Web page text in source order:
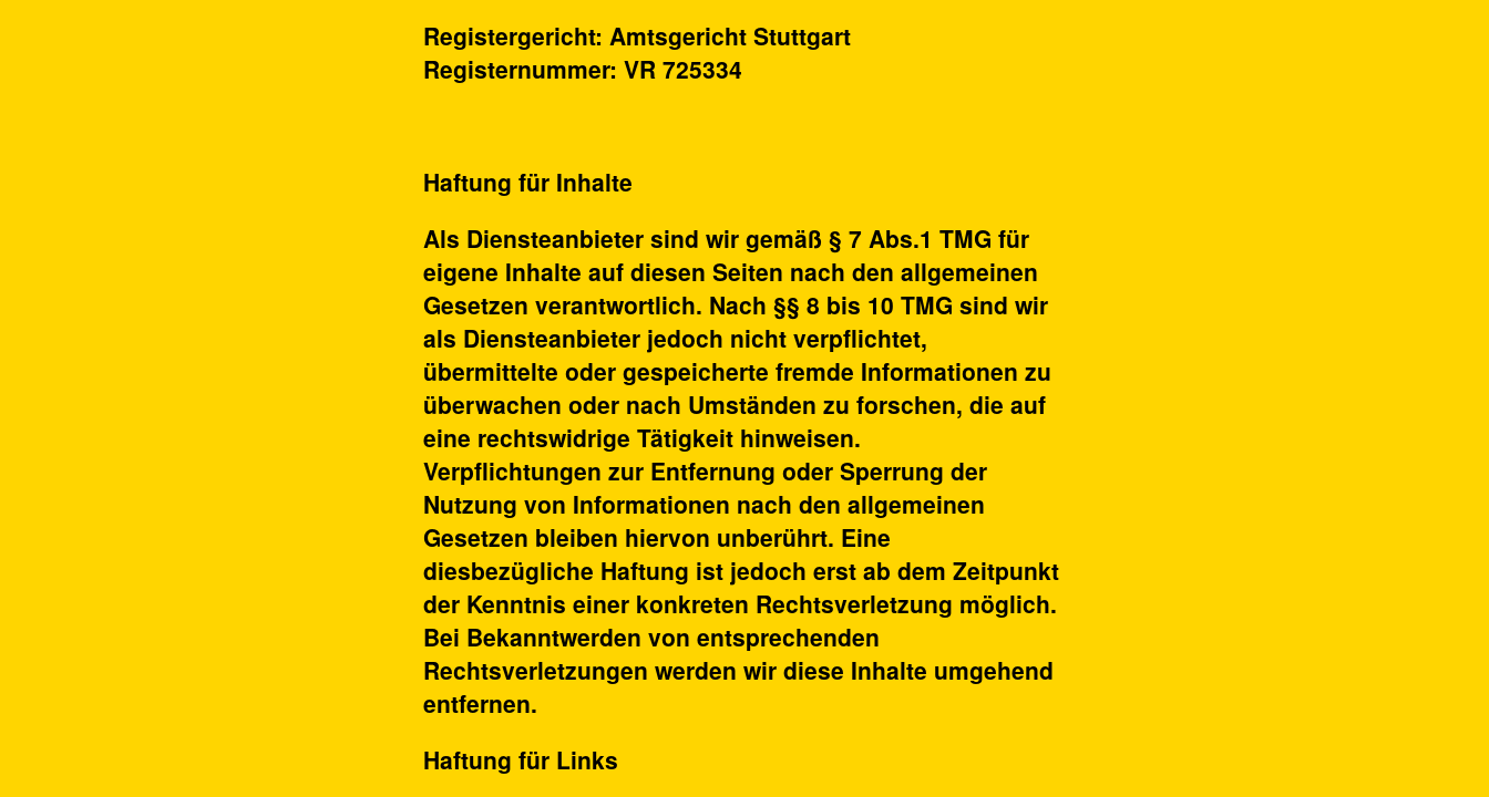
Registergericht: Amtsgericht Stuttgart
Registernummer: VR 725334
Haftung für Inhalte
Als Diensteanbieter sind wir gemäß § 7 Abs.1 TMG für
eigene Inhalte auf diesen Seiten nach den allgemeinen
Gesetzen verantwortlich. Nach §§ 8 bis 10 TMG sind wir
als Diensteanbieter jedoch nicht verpflichtet,
übermittelte oder gespeicherte fremde Informationen zu
überwachen oder nach Umständen zu forschen, die auf
eine rechtswidrige Tätigkeit hinweisen.
Verpflichtungen zur Entfernung oder Sperrung der
Nutzung von Informationen nach den allgemeinen
Gesetzen bleiben hiervon unberührt. Eine
diesbezügliche Haftung ist jedoch erst ab dem Zeitpunkt
der Kenntnis einer konkreten Rechtsverletzung möglich.
Bei Bekanntwerden von entsprechenden
Rechtsverletzungen werden wir diese Inhalte umgehend
entfernen.
Haftung für Links